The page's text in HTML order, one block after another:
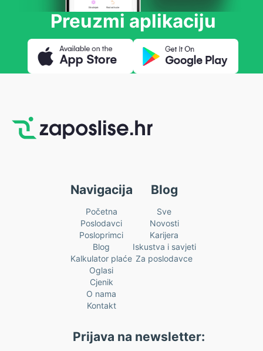
Preuzmi aplikaciju
Navigacija
Početna
Poslodavci
Posloprimci
Blog
Kalkulator plaće
Oglasi
Cjenik
O nama
Kontakt
Blog
Sve
Novosti
Karijera
Iskustva i savjeti
Za poslodavce
Prijava na newsletter: